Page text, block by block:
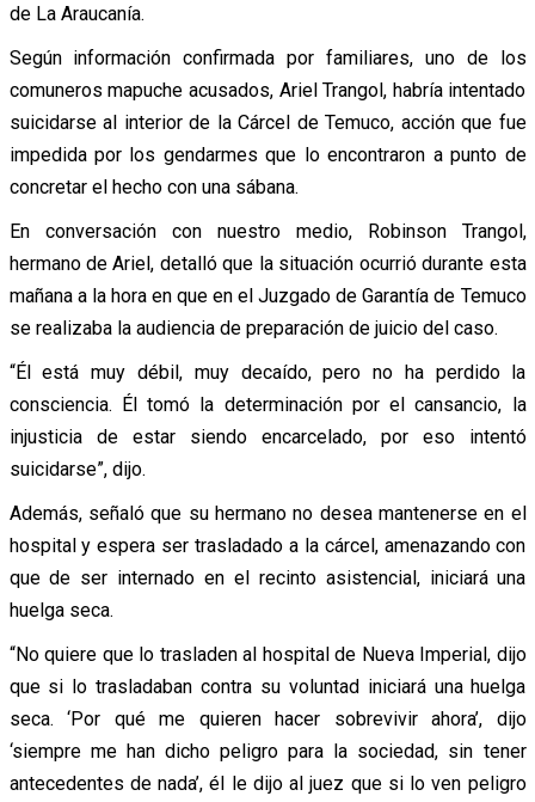
de La Araucanía.
Según información confirmada por familiares, uno de los
comuneros mapuche acusados, Ariel Trangol, habría intentado
suicidarse al interior de la Cárcel de Temuco, acción que fue
impedida por los gendarmes que lo encontraron a punto de
concretar el hecho con una sábana.
En conversación con nuestro medio, Robinson Trangol,
hermano de Ariel, detalló que la situación ocurrió durante esta
mañana a la hora en que en el Juzgado de Garantía de Temuco
se realizaba la audiencia de preparación de juicio del caso.
“Él está muy débil, muy decaído, pero no ha perdido la
consciencia. Él tomó la determinación por el cansancio, la
injusticia de estar siendo encarcelado, por eso intentó
suicidarse”, dijo.
Además, señaló que su hermano no desea mantenerse en el
hospital y espera ser trasladado a la cárcel, amenazando con
que de ser internado en el recinto asistencial, iniciará una
huelga seca.
“No quiere que lo trasladen al hospital de Nueva Imperial, dijo
que si lo trasladaban contra su voluntad iniciará una huelga
seca. ‘Por qué me quieren hacer sobrevivir ahora’, dijo
‘siempre me han dicho peligro para la sociedad, sin tener
antecedentes de nada’, él le dijo al juez que si lo ven peligro